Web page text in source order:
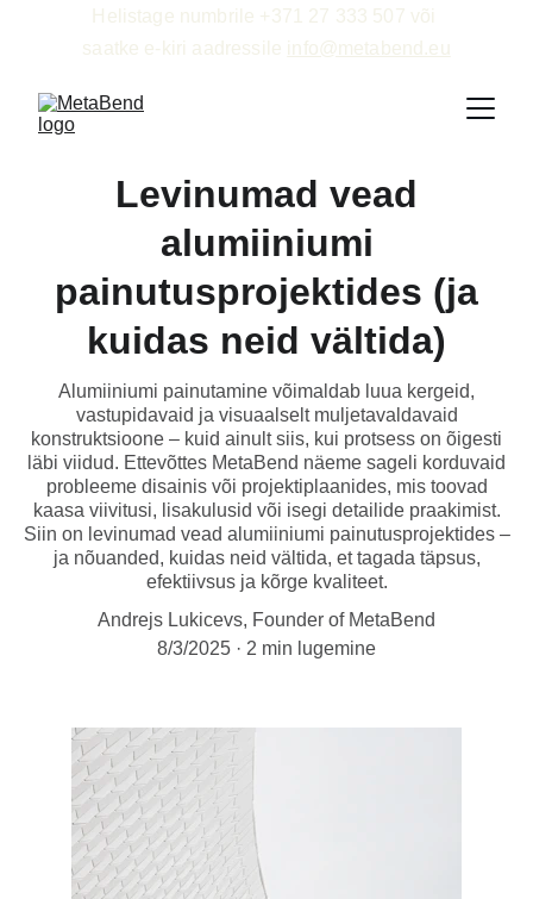
Helistage numbrile +371 27 333 507 või
saatke e-kiri aadressile info@metabend.eu
Levinumad vead
alumiiniumi
painutusprojektides (ja
kuidas neid vältida)
Alumiiniumi painutamine võimaldab luua kergeid,
vastupidavaid ja visuaalselt muljetavaldavaid
konstruktsioone – kuid ainult siis, kui protsess on õigesti
läbi viidud. Ettevõttes MetaBend näeme sageli korduvaid
probleeme disainis või projektiplaanides, mis toovad
kaasa viivitusi, lisakulusid või isegi detailide praakimist.
Siin on levinumad vead alumiiniumi painutusprojektides –
ja nõuanded, kuidas neid vältida, et tagada täpsus,
efektiivsus ja kõrge kvaliteet.
Andrejs Lukicevs, Founder of MetaBend
8/3/2025
2 min lugemine